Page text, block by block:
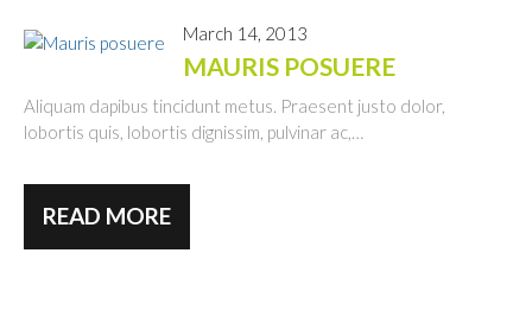
March 14, 2013
MAURIS POSUERE
Aliquam dapibus tincidunt metus. Praesent justo dolor,
lobortis quis, lobortis dignissim, pulvinar ac,…
READ MORE